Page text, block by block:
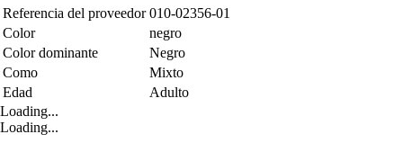
Referencia del proveedor 010-02356-01
Color
negro
Color dominante
Negro
Como
Mixto
Edad
Adulto
Loading...
Loading...